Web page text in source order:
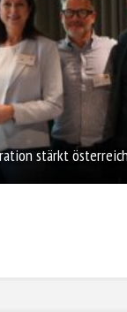
stärkt